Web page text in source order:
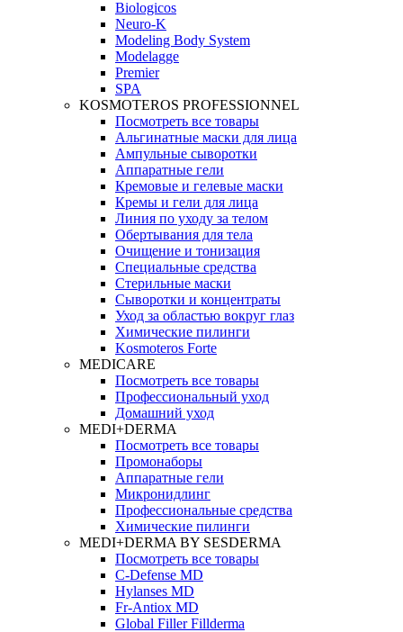
Biologicos
Neuro‑K
Modeling Body System
Modelagge
Premier
SPA
KOSMOTEROS PROFESSIONNEL
Посмотреть все товары
Альгинатные маски для лица
Ампульные сыворотки
Аппаратные гели
Кремовые и гелевые маски
Кремы и гели для лица
Линия по уходу за телом
Обертывания для тела
Очищение и тонизация
Специальные средства
Стерильные маски
Сыворотки и концентраты
Уход за областью вокруг глаз
Химические пилинги
Kosmoteros Forte
MEDICARE
Посмотреть все товары
Профессиональный уход
Домашний уход
MEDI+DERMA
Посмотреть все товары
Промонаборы
Аппаратные гели
Микронидлинг
Профессиональные средства
Химические пилинги
MEDI+DERMA BY SESDERMA
Посмотреть все товары
C-Defense MD
Hylanses MD
Fr‑Antiox MD
Global Filler Fillderma